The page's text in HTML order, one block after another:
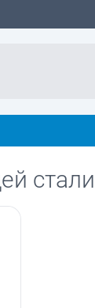
стали